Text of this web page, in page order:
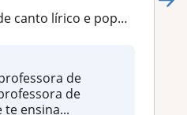
canto lírico e popular
de
de
te ensina...